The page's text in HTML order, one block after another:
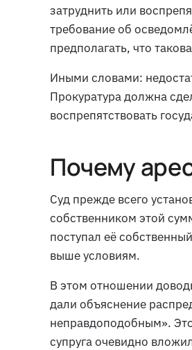
затруднить или
требование об
предполагать, что
Иными словами:
Прокуратура должна
воспрепятствовать
Почему
Суд прежде всего
собственником этой
поступал её
выше условиям.
В этом отношении
дали объяснение
неправдоподобным».
супруга очевидно